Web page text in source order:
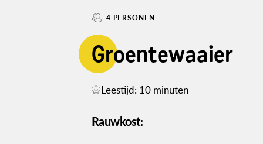
Kruimelpad
4 PERSONEN
Groentewaaier
Leestijd: 10 minuten
Rauwkost: